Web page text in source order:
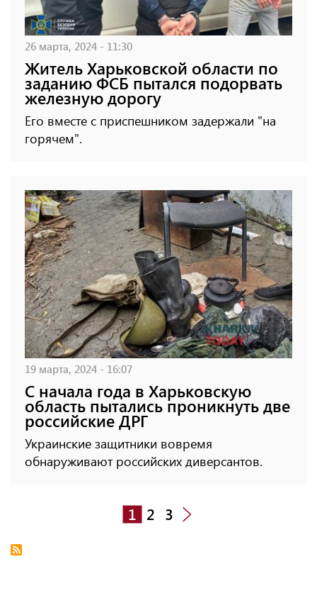
26 марта, 2024 - 11:30
Житель Харьковской области по
заданию ФСБ пытался подорвать
железную дорогу
Его вместе с приспешником задержали "на
горячем".
19 марта, 2024 - 16:07
С начала года в Харьковскую
область пытались проникнуть две
российские ДРГ
Украинские защитники вовремя
обнаруживают российских диверсантов.
1 2 3